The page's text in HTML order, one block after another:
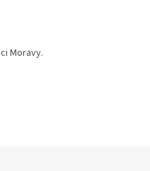
Moravy.